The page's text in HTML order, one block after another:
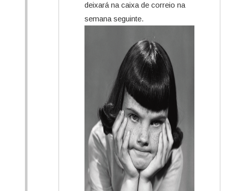
deixará na caixa de correio na
semana seguinte.